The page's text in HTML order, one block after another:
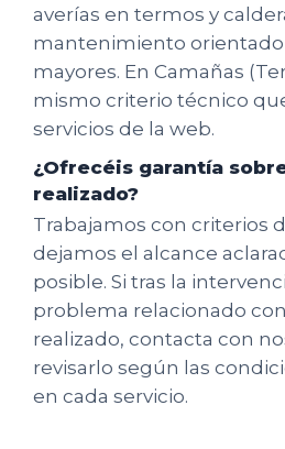
averías en termos y
mantenimiento orientado
mayores. En Camañas
mismo criterio técnico
servicios de la web.
¿Ofrecéis garantía
realizado?
Trabajamos con criterios
dejamos el alcance
posible. Si tras la
problema relacionado
realizado, contacta con
revisarlo según las
en cada servicio.